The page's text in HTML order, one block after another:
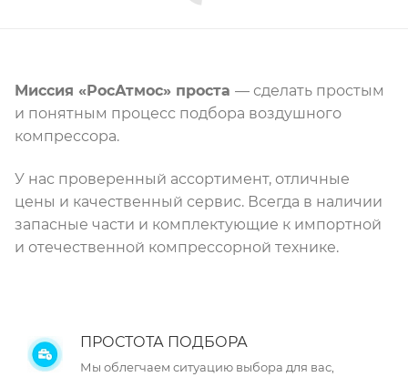
Миссия «РосАтмос» проста — сделать простым
и понятным процесс подбора воздушного
компрессора.
У нас проверенный ассортимент, отличные
цены и качественный сервис. Всегда в наличии
запасные части и комплектующие к импортной
и отечественной компрессорной технике.
ПРОСТОТА ПОДБОРА
Мы облегчаем ситуацию выбора для вас,